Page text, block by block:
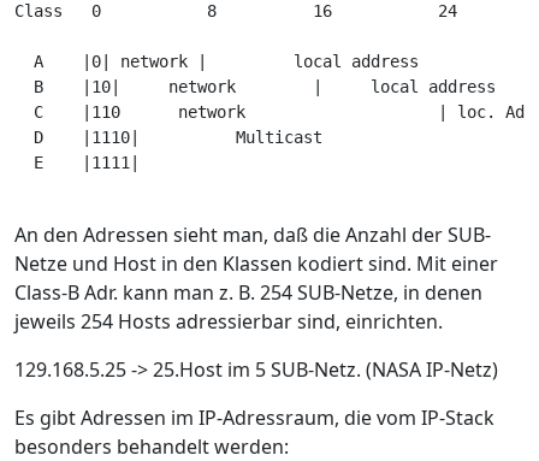
Class   0           8          16           24
A    |0| network |         local address
B    |10|     network        |     local address
C    |110      network                    | loc.
D    |1110|          Multicast
E    |1111|
An den Adressen sieht man, daß die Anzahl der SUB-
Netze und Host in den Klassen kodiert sind. Mit einer
Class-B Adr. kann man z. B. 254 SUB-Netze, in denen
jeweils 254 Hosts adressierbar sind, einrichten.
129.168.5.25 -> 25.Host im 5 SUB-Netz. (NASA IP-Netz)
Es gibt Adressen im IP-Adressraum, die vom IP-Stack
besonders behandelt werden: